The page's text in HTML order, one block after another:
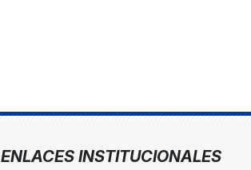
ENLACES INSTITUCIONALES